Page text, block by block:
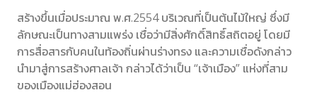
สร้างขึ้นเมื่อประมาณ พ.ศ.2554 บริเวณที่เป็นต้นไม้ใหญ่ ซึ่งมี
ลักษณะเป็นทางสามแพร่ง เชื่อว่ามีสิ่งศักดิ์สิทธิ์สถิตอยู่ โดยมี
การสื่อสารกับคนในท้องถิ่นผ่านร่างทรง และความเชื่อดังกล่าว
นำมาสู่การสร้างศาลเจ้า กล่าวได้ว่าเป็น “เจ้าเมือง” แห่งที่สาม
ของเมืองแม่ฮ่องสอน